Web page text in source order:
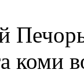
коми